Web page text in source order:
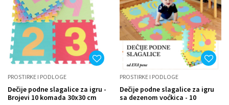
PROSTIRKE I PODLOGE
Dečije podne slagalice za igru -
Brojevi 10 komada 30x30 cm
PROSTIRKE I PODLOGE
Dečije podne slagalice za igru
sa dezenom voćkica - 10